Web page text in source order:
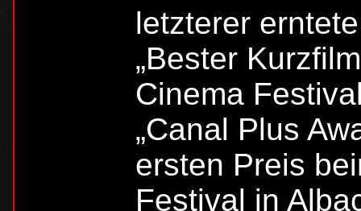
letzterer
„Bester
Cinema
„Canal Plus
ersten Preis
Festival in